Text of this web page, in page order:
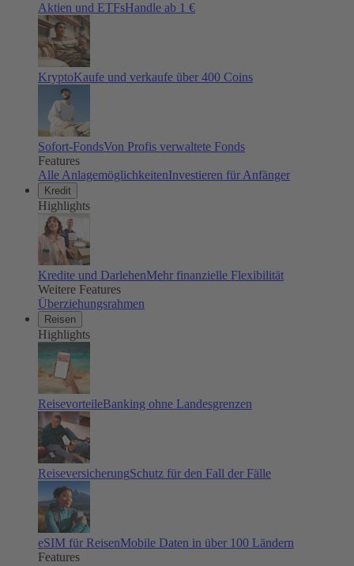
Aktien und ETFsHandle ab 1 €
KryptoKaufe und verkaufe über 400 Coins
Sofort-FondsVon Profis verwaltete Fonds
Features
Alle AnlagemöglichkeitenInvestieren für Anfänger
Kredit
Highlights
Kredite und DarlehenMehr finanzielle Flexibilität
Weitere Features
Überziehungsrahmen
Reisen
Highlights
ReisevorteileBanking ohne Landesgrenzen
ReiseversicherungSchutz für den Fall der Fälle
eSIM für ReisenMobile Daten in über 100 Ländern
Features